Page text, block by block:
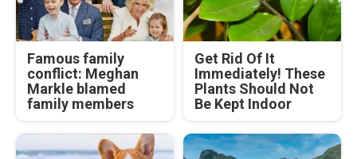
Famous family
conflict: Meghan
Markle blamed
family members
Get Rid Of It
Immediately! These
Plants Should Not
Be Kept Indoor